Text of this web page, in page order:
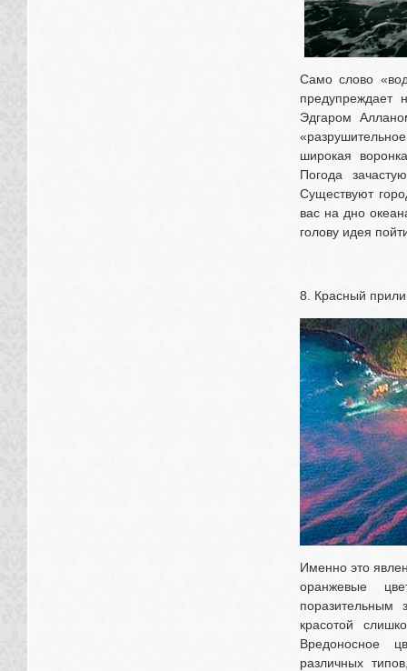
Само слово
предупреждает
Эдгаром
широкая
Погода
Существуют
вас на дно
голову идея
8. Красный
Именно это
оранжевые
поразительным
красотой
Вредоносное
различных